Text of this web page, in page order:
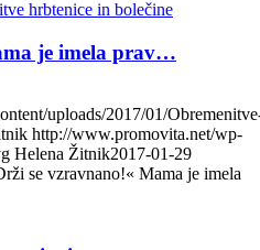
je imela prav…
uploads/2017/01/
http://www.promovita.net/wp-
Helena Žitnik2017-01-29
se vzravnano!« Mama je imela